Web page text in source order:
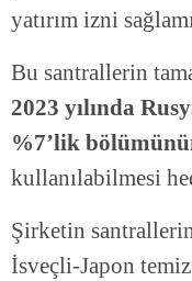
yatırım izni
Bu santrallerin
2023 yılında
%7’lik
kullanılabilmesi
Şirketin
İsveçli-Japon